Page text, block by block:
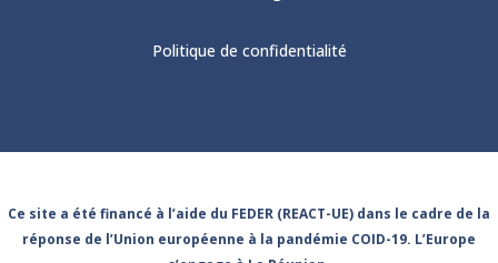
Politique de confidentialité
Ce site a été financé à l’aide du FEDER (REACT-UE) dans le cadre de la
réponse de l’Union européenne à la pandémie COID-19. L’Europe